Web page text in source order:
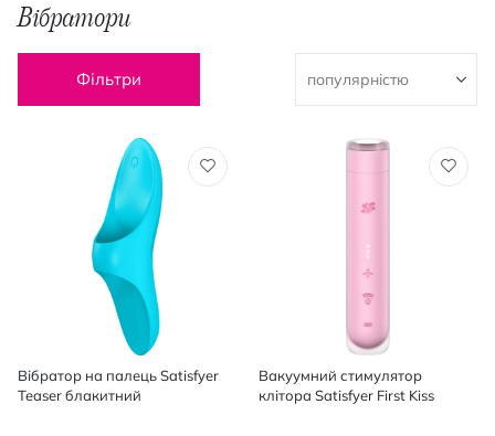
Вібратори
Фільтри
Вібратор на палець Satisfyer
Teaser блакитний
Вакуумний стимулятор
клітора Satisfyer First Kiss